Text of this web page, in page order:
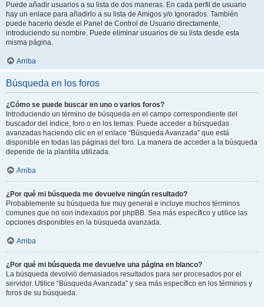
Puede añadir usuarios a su lista de dos maneras. En cada perfil de usuario
hay un enlace para añadirlo a su lista de Amigos y/o Ignorados. También
puede hacerlo desde el Panel de Control de Usuario directamente,
introduciendo su nombre. Puede eliminar usuarios de su lista desde esta
misma página.
Arriba
Búsqueda en los foros
¿Cómo se puede buscar en uno o varios foros?
Introduciendo un término de búsqueda en el campo correspondiente del
buscador del índice, foro o en los temas. Puede acceder a búsquedas
avanzadas haciendo clic en el enlace “Búsqueda Avanzada” que está
disponible en todas las páginas del foro. La manera de acceder a la búsqueda
depende de la plantilla utilizada.
Arriba
¿Por qué mi búsqueda me devuelve ningún resultado?
Probablemente su búsqueda fue muy general e incluye muchos términos
comunes que no son indexados por phpBB. Sea más específico y utilice las
opciones disponibles en la búsqueda avanzada.
Arriba
¿Por qué mi búsqueda me devuelve una página en blanco?
La búsqueda devolvió demasiados resultados para ser procesados por el
servidor. Utilice “Búsqueda Avanzada” y sea más específico en los términos y
foros de su búsqueda.